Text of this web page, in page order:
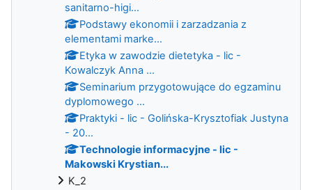
sanitarno-higi...
Podstawy ekonomii i zarzadzania z
elementami marke...
Etyka w zawodzie dietetyka - lic -
Kowalczyk Anna ...
Seminarium przygotowujące do egzaminu
dyplomowego ...
Praktyki - lic - Golińska-Krysztofiak Justyna
- 20...
Technologie informacyjne - lic -
Makowski Krystian...
K_2